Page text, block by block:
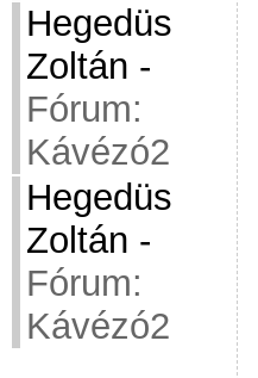
Hegedüs
Zoltán -
Fórum:
Kávézó2
Hegedüs
Zoltán -
Fórum:
Kávézó2